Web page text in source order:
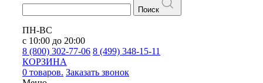
Поиск
ПН-ВС
с 10:00 до 20:00
8 (800) 302-77-06 8 (499) 348-15-11
КОРЗИНА
0 товаров. Заказать звонок